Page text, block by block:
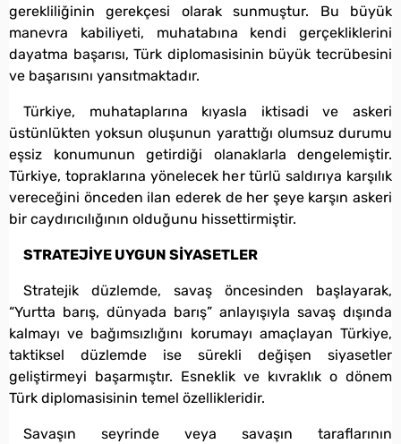
gerekliliğinin gerekçesi olarak sunmuştur. Bu büyük
manevra kabiliyeti, muhatabına kendi gerçekliklerini
dayatma başarısı, Türk diplomasisinin büyük tecrübesini
ve başarısını yansıtmaktadır.
Türkiye, muhataplarına kıyasla iktisadi ve askeri
üstünlükten yoksun oluşunun yarattığı olumsuz durumu
eşsiz konumunun getirdiği olanaklarla dengelemiştir.
Türkiye, topraklarına yönelecek her türlü saldırıya karşılık
vereceğini önceden ilan ederek de her şeye karşın askeri
bir caydırıcılığının olduğunu hissettirmiştir.
STRATEJİYE UYGUN SİYASETLER
Stratejik düzlemde, savaş öncesinden başlayarak,
“Yurtta barış, dünyada barış” anlayışıyla savaş dışında
kalmayı ve bağımsızlığını korumayı amaçlayan Türkiye,
taktiksel düzlemde ise sürekli değişen siyasetler
geliştirmeyi başarmıştır. Esneklik ve kıvraklık o dönem
Türk diplomasisinin temel özellikleridir.
Savaşın seyrinde veya savaşın taraflarının